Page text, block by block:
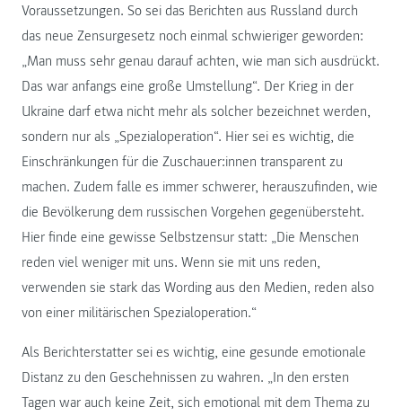
Voraussetzungen. So sei das Berichten aus Russland durch
das neue Zensurgesetz noch einmal schwieriger geworden:
„Man muss sehr genau darauf achten, wie man sich ausdrückt.
Das war anfangs eine große Umstellung“. Der Krieg in der
Ukraine darf etwa nicht mehr als solcher bezeichnet werden,
sondern nur als „Spezialoperation“. Hier sei es wichtig, die
Einschränkungen für die Zuschauer:innen transparent zu
machen. Zudem falle es immer schwerer, herauszufinden, wie
die Bevölkerung dem russischen Vorgehen gegenübersteht.
Hier finde eine gewisse Selbstzensur statt: „Die Menschen
reden viel weniger mit uns. Wenn sie mit uns reden,
verwenden sie stark das Wording aus den Medien, reden also
von einer militärischen Spezialoperation.“
Als Berichterstatter sei es wichtig, eine gesunde emotionale
Distanz zu den Geschehnissen zu wahren. „In den ersten
Tagen war auch keine Zeit, sich emotional mit dem Thema zu